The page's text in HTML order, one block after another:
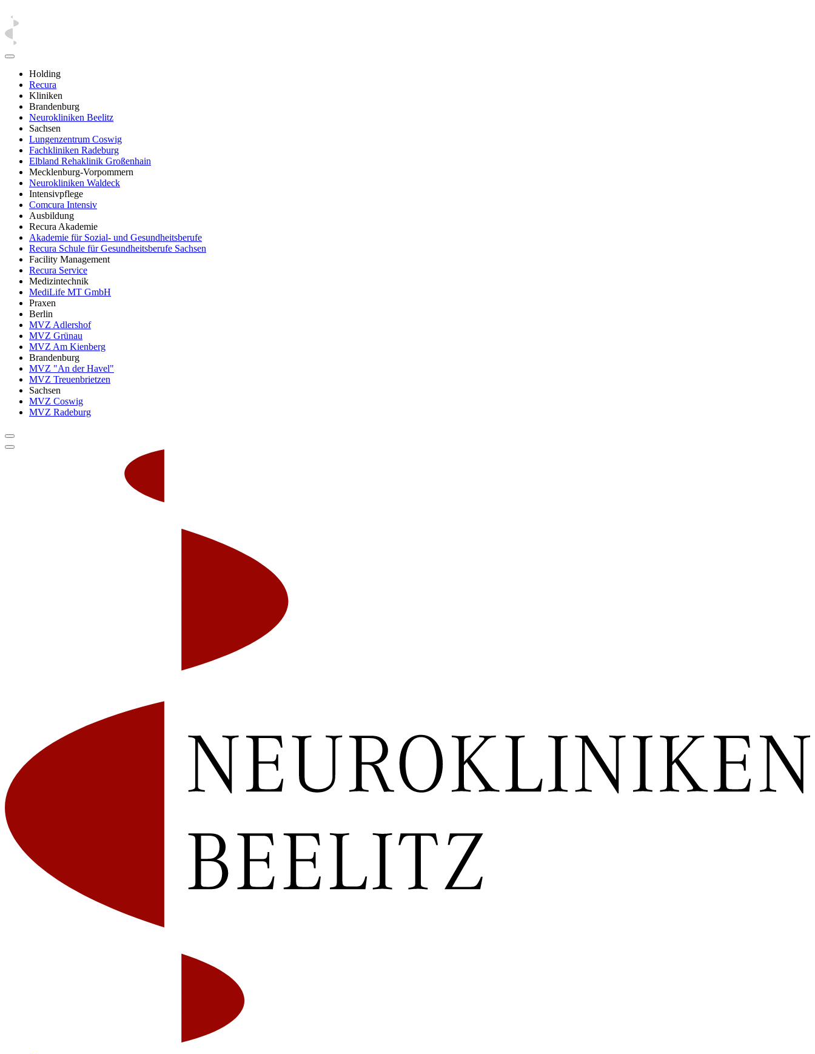
Holding
Recura
Kliniken
Brandenburg
Neurokliniken Beelitz
Sachsen
Lungenzentrum Coswig
Fachkliniken Radeburg
Elbland Rehaklinik Großenhain
Mecklenburg-Vorpommern
Neurokliniken Waldeck
Intensivpflege
Comcura Intensiv
Ausbildung
Recura Akademie
Akademie für Sozial- und Gesundheitsberufe
Recura Schule für Gesundheitsberufe Sachsen
Facility Management
Recura Service
Medizintechnik
MediLife MT GmbH
Praxen
Berlin
MVZ Adlershof
MVZ Grünau
MVZ Am Kienberg
Brandenburg
MVZ "An der Havel"
MVZ Treuenbrietzen
Sachsen
MVZ Coswig
MVZ Radeburg